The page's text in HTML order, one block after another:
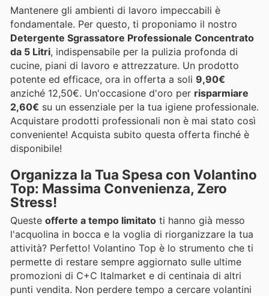
Mantenere gli ambienti di lavoro impeccabili è
fondamentale. Per questo, ti proponiamo il nostro
Detergente Sgrassatore Professionale Concentrato
da 5 Litri, indispensabile per la pulizia profonda di
cucine, piani di lavoro e attrezzature. Un prodotto
potente ed efficace, ora in offerta a soli 9,90€
anziché 12,50€. Un'occasione d'oro per risparmiare
2,60€ su un essenziale per la tua igiene professionale.
Acquistare prodotti professionali non è mai stato così
conveniente! Acquista subito questa offerta finché è
disponibile!
Organizza la Tua Spesa con Volantino
Top: Massima Convenienza, Zero
Stress!
Queste offerte a tempo limitato ti hanno già messo
l'acquolina in bocca e la voglia di riorganizzare la tua
attività? Perfetto! Volantino Top è lo strumento che ti
permette di restare sempre aggiornato sulle ultime
promozioni di C+C Italmarket e di centinaia di altri
punti vendita. Non perdere tempo a cercare volantini